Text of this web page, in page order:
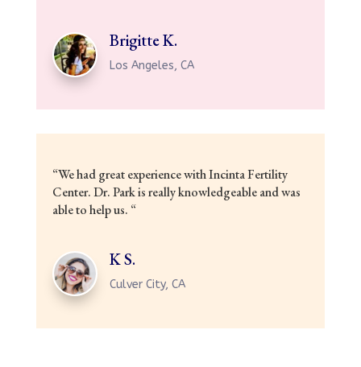
Brigitte K.
Los Angeles, CA
“We had great experience with Incinta Fertility
Center. Dr. Park is really knowledgeable and was
able to help us. “
K S.
Culver City, CA